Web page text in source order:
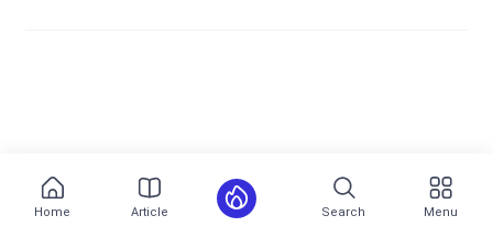
Home Article Search Menu